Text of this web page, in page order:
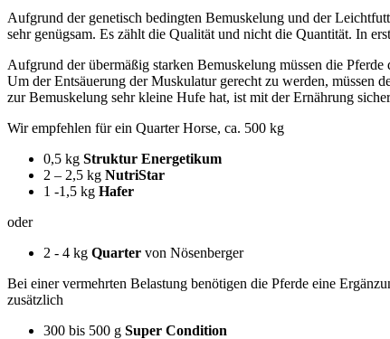
Aufgrund der genetisch bedingten Bemuskelung und der
sehr genügsam. Es zählt die Qualität und nicht die Quantität. In
Aufgrund der übermäßig starken Bemuskelung müssen die
Um der Entsäuerung der Muskulatur gerecht zu werden, müssen
zur Bemuskelung sehr kleine Hufe hat, ist mit der Ernährung
Wir empfehlen für ein Quarter Horse, ca. 500 kg
0,5 kg Struktur Energetikum
2 – 2,5 kg NutriStar
1 -1,5 kg Hafer
oder
2 - 4 kg Quarter von Nösenberger
Bei einer vermehrten Belastung benötigen die Pferde eine
zusätzlich
300 bis 500 g Super Condition